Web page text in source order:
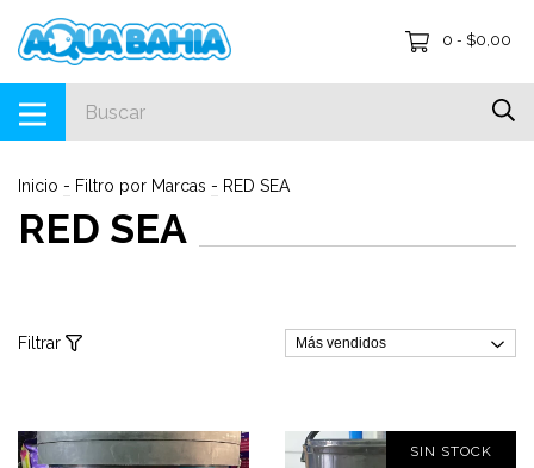
0 - $0,00
Inicio - Filtro por Marcas - RED SEA
RED SEA
Filtrar
SIN STOCK